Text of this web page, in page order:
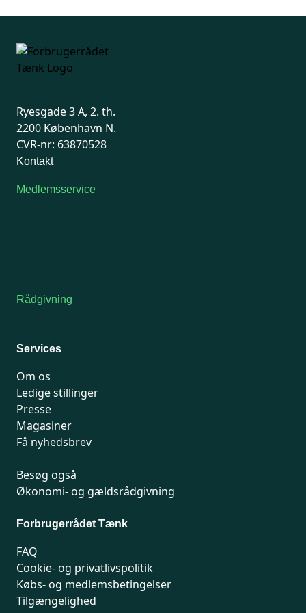
Ryesgade 3 A, 2. th.
2200 København N.
CVR-nr: 63870528
Kontakt
Medlemsservice
Rådgivning
Services
Om os
Ledige stillinger
Presse
Magasiner
Få nyhedsbrev
Besøg også
Økonomi- og gældsrådgivning
Forbrugerrådet Tænk
FAQ
Cookie- og privatlivspolitik
Købs- og medlemsbetingelser
Tilgængelighed